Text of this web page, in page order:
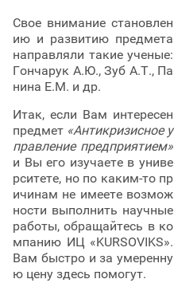
Свое внимание становлен
ию и развитию предмета
направляли такие ученые:
Гончарук А.Ю., Зуб А.Т., Па
нина Е.М. и др.
Итак, если Вам интересен
предмет «Антикризисное у
правление предприятием»
и Вы его изучаете в униве
рситете, но по каким-то пр
ичинам не имеете возмож
ности выполнить научные
работы, обращайтесь в ко
мпанию ИЦ «KURSOVIKS».
Вам быстро и за умеренну
ю цену здесь помогут.